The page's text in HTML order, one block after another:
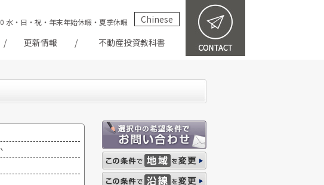
水・日・祝・年末年始休暇・夏季休暇
Chinese
更新情報 不動産投資教科書